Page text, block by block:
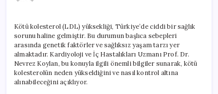
Çözüm
Yolları
için
Kötü kolesterol (LDL) yüksekliği, Türkiye’de ciddi bir sağlık
sorunu haline gelmiştir. Bu durumun başlıca sebepleri
arasında genetik faktörler ve sağlıksız yaşam tarzı yer
almaktadır. Kardiyoloji ve İç Hastalıkları Uzmanı Prof. Dr.
Nevrez Koylan, bu konuyla ilgili önemli bilgiler sunarak, kötü
kolesterolün neden yükseldiğini ve nasıl kontrol altına
alınabileceğini açıklıyor.